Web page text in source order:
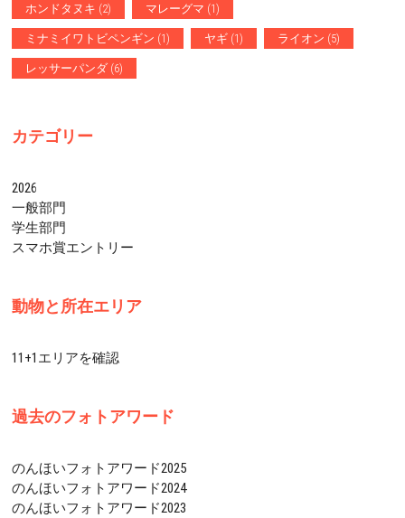
ホンドタヌキ (2) マレーグマ (1)
ミナミイワトビペンギン (1) ヤギ (1) ライオン (5)
レッサーパンダ (6)
カテゴリー
2026
一般部門
学生部門
スマホ賞エントリー
動物と所在エリア
11+1エリアを確認
過去のフォトアワード
のんほいフォトアワード2025
のんほいフォトアワード2024
のんほいフォトアワード2023